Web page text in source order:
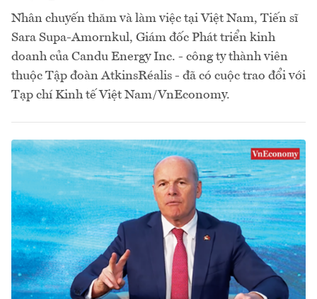
Nhân chuyến thăm và làm việc tại Việt Nam, Tiến sĩ
Sara Supa-Amornkul, Giám đốc Phát triển kinh
doanh của Candu Energy Inc. - công ty thành viên
thuộc Tập đoàn AtkinsRéalis - đã có cuộc trao đổi với
Tạp chí Kinh tế Việt Nam/VnEconomy.